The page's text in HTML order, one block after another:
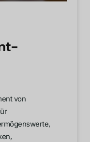
von